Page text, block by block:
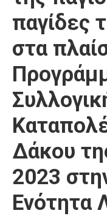
παγίδες
στα
Δάκου
2023
Ενότητα